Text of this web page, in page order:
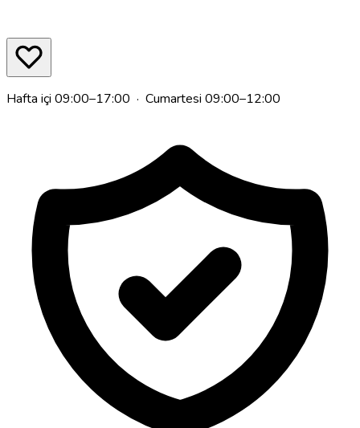
Hafta içi 09:00–17:00 · Cumartesi 09:00–12:00